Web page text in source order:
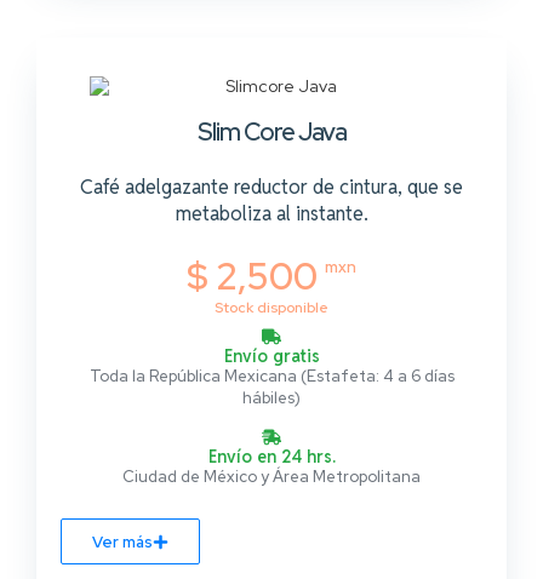
Slim Core Java
Café adelgazante reductor de cintura, que se
metaboliza al instante.
$ 2,500 mxn
Stock disponible
Envío gratis
Toda la República Mexicana (Estafeta: 4 a 6 días
hábiles)
Envío en 24 hrs.
Ciudad de México y Área Metropolitana
Ver más